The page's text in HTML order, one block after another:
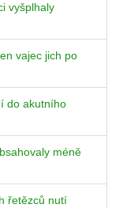
vyšplhaly
vajec jich po
do akutního
méně
řetězců nutí